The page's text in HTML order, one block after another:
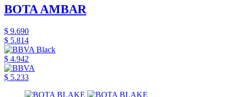
BOTA AMBAR
$ 9.690
$ 5.814
$ 4.942
$ 5.233